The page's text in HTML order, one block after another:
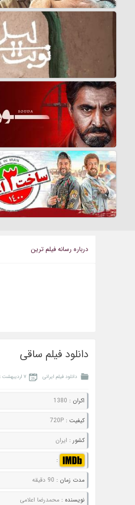
درباره رسانه فيلم ترين
دانلود فیلم ساقی
دانلود فیلم ایرانی ۷ اردیبهشت ۱۳۹۹
اکران : 1380
کيفيت :720P
کشور : ایران
:
مدت زمان : 90 دقیقه
نويسنده :محمدرضا اعلامی